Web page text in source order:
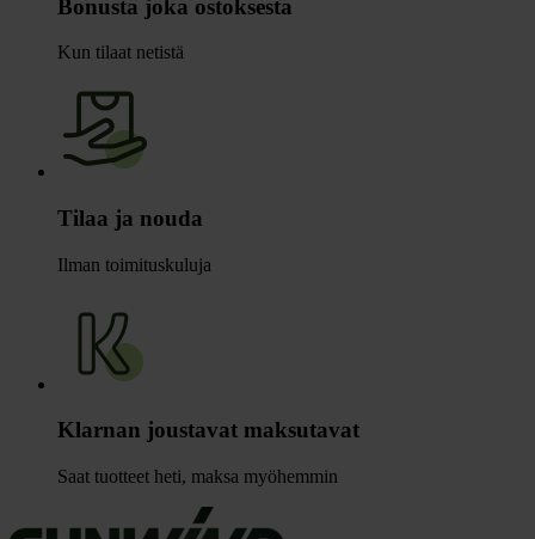
Bonusta joka ostoksesta
Kun tilaat netistä
Tilaa ja nouda
Ilman toimituskuluja
Klarnan joustavat maksutavat
Saat tuotteet heti, maksa myöhemmin